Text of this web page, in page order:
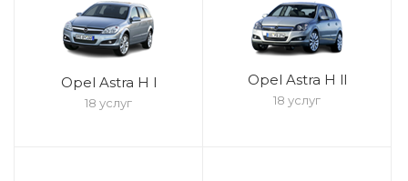
Opel Astra H l
18 услуг
Opel Astra H ll
18 услуг